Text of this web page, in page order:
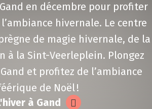
en décembre pour profiter
hivernale. Le centre
de magie hivernale, de la
à la Sint-Veerleplein. Plongez
et profitez de l’ambiance
de Noël !
à Gand